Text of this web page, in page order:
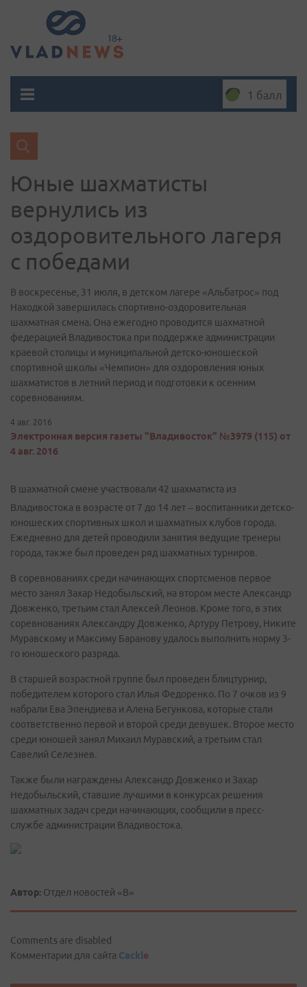
1 балл
Юные шахматисты
вернулись из
оздоровительного лагеря
с победами
В воскресенье, 31 июля, в детском лагере «Альбатрос» под
Находкой завершилась спортивно-оздоровительная
шахматная смена. Она ежегодно проводится шахматной
федерацией Владивостока при поддержке администрации
краевой столицы и муниципальной детско-юношеской
спортивной школы «Чемпион» для оздоровления юных
шахматистов в летний период и подготовки к осенним
соревнованиям.
4 авг. 2016
Электронная версия газеты "Владивосток" №3979 (115) от
4 авг. 2016
В шахматной смене участвовали 42 шахматиста из
Владивостока в возрасте от 7 до 14 лет – воспитанники детско-
юношеских спортивных школ и шахматных клубов города.
Ежедневно для детей проводили занятия ведущие тренеры
города, также был проведен ряд шахматных турниров.
В соревнованиях среди начинающих спортсменов первое
место занял Захар Недобыльский, на втором месте Александр
Довженко, третьим стал Алексей Леонов. Кроме того, в этих
соревнованиях Александру Довженко, Артуру Петрову, Никите
Муравскому и Максиму Баранову удалось выполнить норму 3-
го юношеского разряда.
В старшей возрастной группе был проведен блицтурнир,
победителем которого стал Илья Федоренко. По 7 очков из 9
набрали Ева Эпендиева и Алена Бегункова, которые стали
соответственно первой и второй среди девушек. Второе место
среди юношей занял Михаил Муравский, а третьим стал
Савелий Селезнев.
Также были награждены Александр Довженко и Захар
Недобыльский, ставшие лучшими в конкурсах решения
шахматных задач среди начинающих, сообщили в пресс-
службе администрации Владивостока.
Автор: Отдел новостей «В»
Comments are disabled
Комментарии для сайта Cackle